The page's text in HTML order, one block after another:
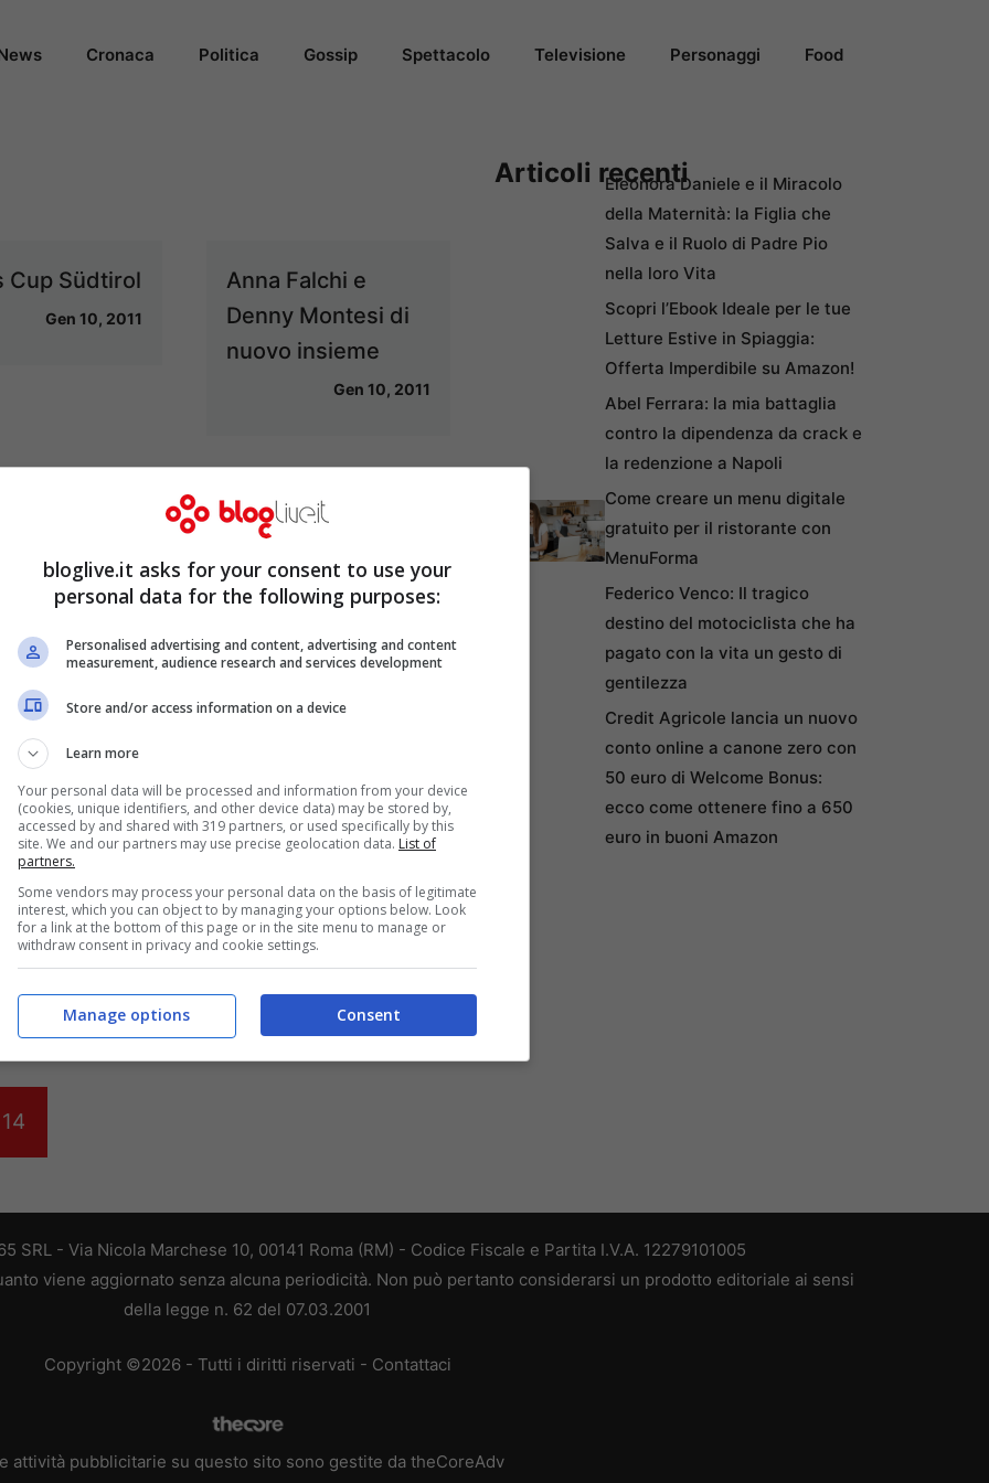
Cronaca Politica Gossip Spettacolo Televisione Personaggi Food
Cup Südtirol
Gen 10, 2011
Anna Falchi e
Denny Montesi di
nuovo insieme
Gen 10, 2011
del GF
di
il papà
e la
di Andrea
Gen 4, 2011
Un video sexy in
Jennifer Lopez
anche il
Mara
Dic 2, 2010
14
Articoli recentiEleonora Daniele e il Miracolo
della Maternità: la Figlia che
Salva e il Ruolo di Padre Pio
nella loro Vita
Scopri l’Ebook Ideale per le tue
Letture Estive in Spiaggia:
Offerta Imperdibile su Amazon!
Abel Ferrara: la mia battaglia
contro la dipendenza da crack e
la redenzione a Napoli
Come creare un menu digitale
gratuito per il ristorante con
MenuForma
Federico Venco: Il tragico
destino del motociclista che ha
pagato con la vita un gesto di
gentilezza
Credit Agricole lancia un nuovo
conto online a canone zero con
50 euro di Welcome Bonus:
ecco come ottenere fino a 650
euro in buoni Amazon
SRL - Via Nicola Marchese 10, 00141 Roma (RM) - Codice Fiscale e Partita I.V.A. 12279101005
viene aggiornato senza alcuna periodicità. Non può pertanto considerarsi un prodotto editoriale ai sensi
della legge n. 62 del 07.03.2001
Copyright ©2026 - Tutti i diritti riservati - Contattaci
attività pubblicitarie su questo sito sono gestite da theCoreAdv
bloglive.it asks for your consent to use your
personal data for the following purposes:
Personalised advertising and content, advertising and content
measurement, audience research and services development
Store and/or access information on a device
Learn more
Your personal data will be processed and information from your device
(cookies, unique identifiers, and other device data) may be stored by,
accessed by and shared with 319 partners, or used specifically by this
site. We and our partners may use precise geolocation data. List of
partners.
Some vendors may process your personal data on the basis of legitimate
interest, which you can object to by managing your options below. Look
for a link at the bottom of this page or in the site menu to manage or
withdraw consent in privacy and cookie settings.
Consent
Manage options